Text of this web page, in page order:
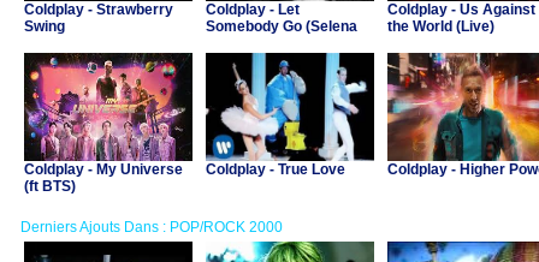
Coldplay - Strawberry
Swing
Coldplay - Let
Somebody Go (Selena
Coldplay - Us Against
the World (Live)
Coldplay - My Universe
(ft BTS)
Coldplay - True Love Coldplay - Higher
Derniers Ajouts Dans : POP/ROCK 2000